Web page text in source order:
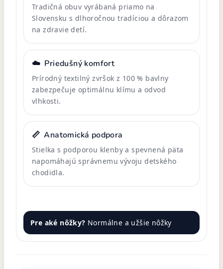
Tradičná obuv vyrábaná priamo na
Slovensku s dlhoročnou tradíciou a dôrazom
na zdravie detí.
☁️ Priedušný komfort
Prírodný textilný zvršok z 100 % bavlny
zabezpečuje optimálnu klímu a odvod
vlhkosti.
📏 Anatomická podpora
Stielka s podporou klenby a spevnená päta
napomáhajú správnemu vývoju detského
chodidla.
Pre aké nôžky? Normálne a užšie nôžky